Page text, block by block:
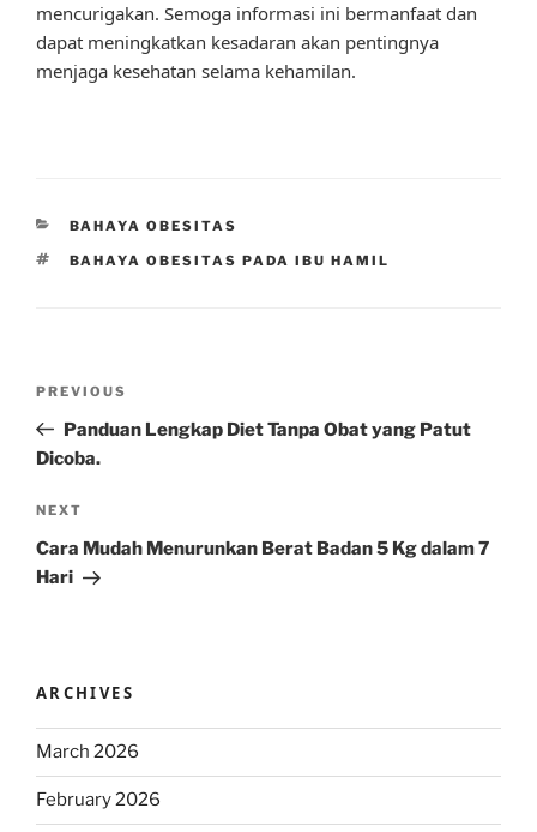
mencurigakan. Semoga informasi ini bermanfaat dan
dapat meningkatkan kesadaran akan pentingnya
menjaga kesehatan selama kehamilan.
CATEGORIES
BAHAYA OBESITAS
TAGS
BAHAYA OBESITAS PADA IBU HAMIL
Previous
Post
PREVIOUS
Panduan Lengkap Diet Tanpa Obat yang Patut
Dicoba.
Next
Post
NEXT
Cara Mudah Menurunkan Berat Badan 5 Kg dalam 7
Hari
ARCHIVES
March 2026
February 2026